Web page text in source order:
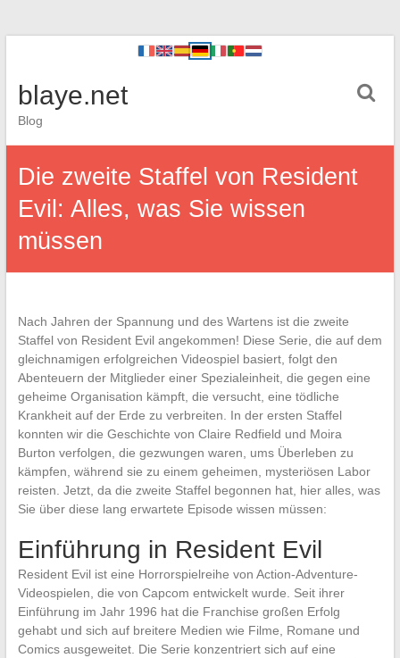
blaye.net
Blog
Die zweite Staffel von Resident
Evil: Alles, was Sie wissen
müssen
Nach Jahren der Spannung und des Wartens ist die zweite
Staffel von Resident Evil angekommen! Diese Serie, die auf dem
gleichnamigen erfolgreichen Videospiel basiert, folgt den
Abenteuern der Mitglieder einer Spezialeinheit, die gegen eine
geheime Organisation kämpft, die versucht, eine tödliche
Krankheit auf der Erde zu verbreiten. In der ersten Staffel
konnten wir die Geschichte von Claire Redfield und Moira
Burton verfolgen, die gezwungen waren, ums Überleben zu
kämpfen, während sie zu einem geheimen, mysteriösen Labor
reisten. Jetzt, da die zweite Staffel begonnen hat, hier alles, was
Sie über diese lang erwartete Episode wissen müssen:
Einführung in Resident Evil
Resident Evil ist eine Horrorspielreihe von Action-Adventure-
Videospielen, die von Capcom entwickelt wurde. Seit ihrer
Einführung im Jahr 1996 hat die Franchise großen Erfolg
gehabt und sich auf breitere Medien wie Filme, Romane und
Comics ausgeweitet. Die Serie konzentriert sich auf eine